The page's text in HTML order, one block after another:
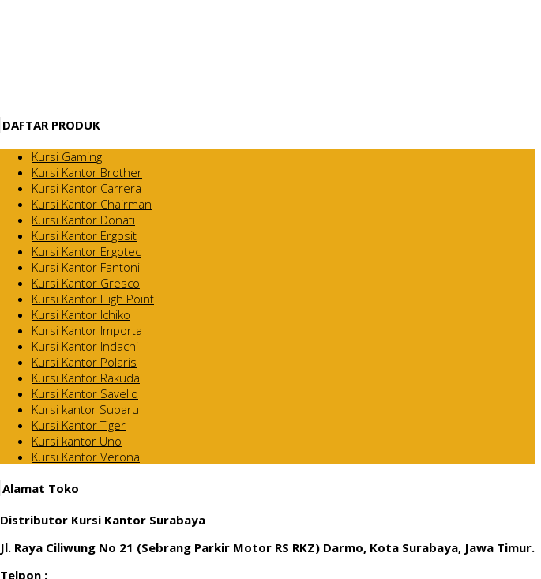
DAFTAR PRODUK
Kursi Gaming
Kursi Kantor Brother
Kursi Kantor Carrera
Kursi Kantor Chairman
Kursi Kantor Donati
Kursi Kantor Ergosit
Kursi Kantor Ergotec
Kursi Kantor Fantoni
Kursi Kantor Gresco
Kursi Kantor High Point
Kursi Kantor Ichiko
Kursi Kantor Importa
Kursi Kantor Indachi
Kursi Kantor Polaris
Kursi Kantor Rakuda
Kursi Kantor Savello
Kursi kantor Subaru
Kursi Kantor Tiger
Kursi kantor Uno
Kursi Kantor Verona
Alamat Toko
Distributor Kursi Kantor Surabaya
Jl. Raya Ciliwung No 21 (Sebrang Parkir Motor RS RKZ) Darmo, Kota Surabaya, Jawa Timur.
Telpon :